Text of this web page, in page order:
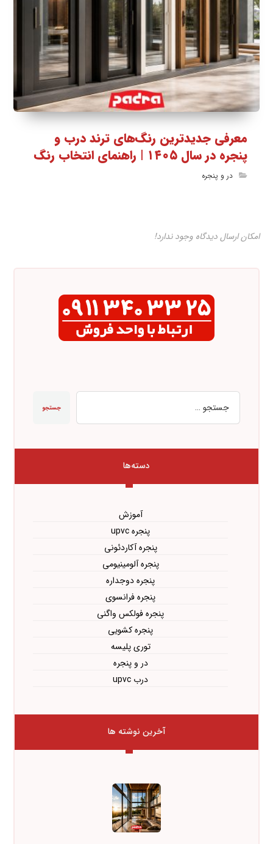
معرفی جدیدترین رنگ‌های ترند درب و
پنجره در سال ۱۴۰۵ | راهنمای انتخاب رنگ
در و پنجره
امکان ارسال دیدگاه وجود ندارد!
جستجو
دسته‌ها
آموزش
پنجره upvc
پنجره آکاردئونی
پنجره آلومینیومی
پنجره دوجداره
پنجره فرانسوی
پنجره فولکس واگنی
پنجره کشویی
توری پلیسه
در و پنجره
درب upvc
آخرین نوشته ها